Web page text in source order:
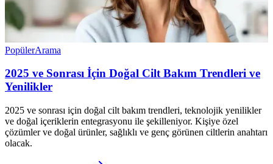
PopülerArama
2025 ve Sonrası İçin Doğal Cilt Bakım Trendleri ve
Yenilikler
2025 ve sonrası için doğal cilt bakım trendleri, teknolojik yenilikler
ve doğal içeriklerin entegrasyonu ile şekilleniyor. Kişiye özel
çözümler ve doğal ürünler, sağlıklı ve genç görünen ciltlerin anahtarı
olacak.